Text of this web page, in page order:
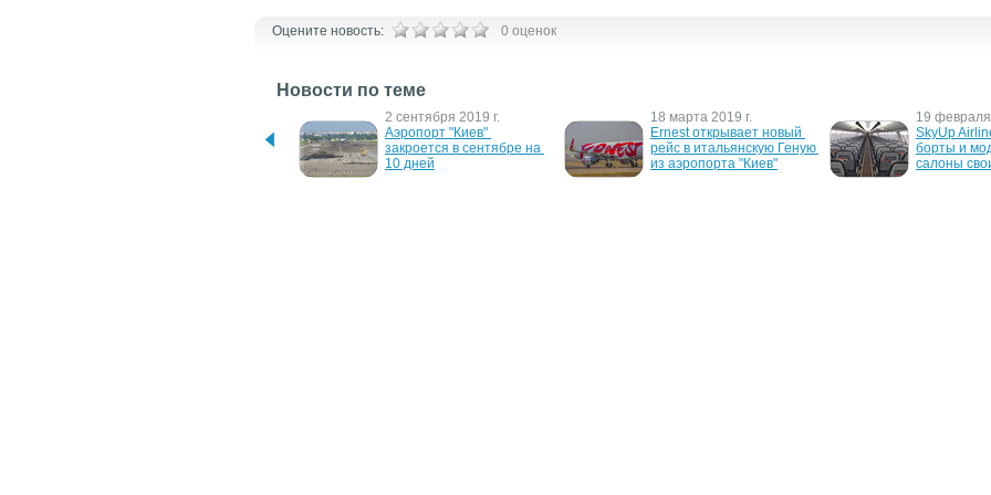
Оцените новость: 0 оценок
Новости по теме
2 сентября 2019 г.
Аэропорт "Киев"
закроется в сентябре на
10 дней
18 марта 2019 г.
Ernest открывает новый
рейс в итальянскую Геную
из аэропорта "Киев"
19 февраля
SkyUp
борты и
салоны